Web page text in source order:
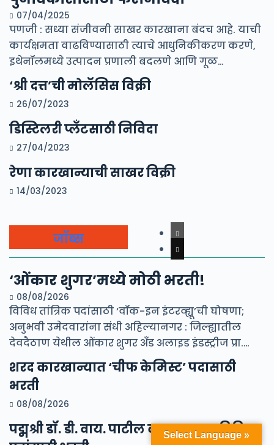
07/04/2025
पणजी : सध्या संजीवनी साखर कारखाना बंदच आहे. याची
कार्यक्षमता वाढविण्यासाठी त्याचे आधुनिकीकरण करणे,
इथेनॉलमध्ये उत्पादन प्रणाली बदलणे आणि गूळ…
‘श्री दत्त’ची मोलॅसिस विक्री
26/07/2023
डिस्टिलरी प्लँटसाठी निविदा
27/04/2023
रेणा कारखान्याची साखर विक्री
14/03/2023
जॉब्स
‘ओंकार शुगर’मध्ये मोठी भरती!
08/08/2026
विविध तांत्रिक पदांसाठी ‘वॉक-इन इंटरव्ह्यू’ची घोषणा;
अनुभवी उमेदवारांना संधी अहिल्यानगर : जिल्ह्यातील
देवदैठाण येथील ओंकार शुगर अँड अलाइड इंडस्ट्रीज प्रा.…
शरद कारखान्यात ‘चीफ केमिस्ट’ पदासाठी
भरती
08/08/2026
पद्मश्री डॉ. डी. वाय. पाटील कारखान्यात विविध
Select Language »